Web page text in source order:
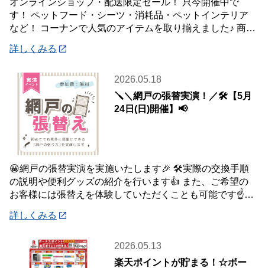
オンラインショップ・配送限定セール！ 只今開催中で
す！ ペットフード・シーツ・消耗品・ペットインテリア
など！ コーナンで人気のアイテムを取り揃えました♪ 商品
詳しくみる
2026.05.18
🪛＼網戸の張替実演！／🛠️【5月
24日(日)開催】📢
😀網戸の張替実演を実施いたします🎉 🛠️実際の交換手順
の説明や便利グッズの紹介を行います👍 また、ご希望の
お客様には張替えを体験していただくことも可能です☝️
詳しくみる
2026.05.13
楽天ポイントが貯まる！☆ボー